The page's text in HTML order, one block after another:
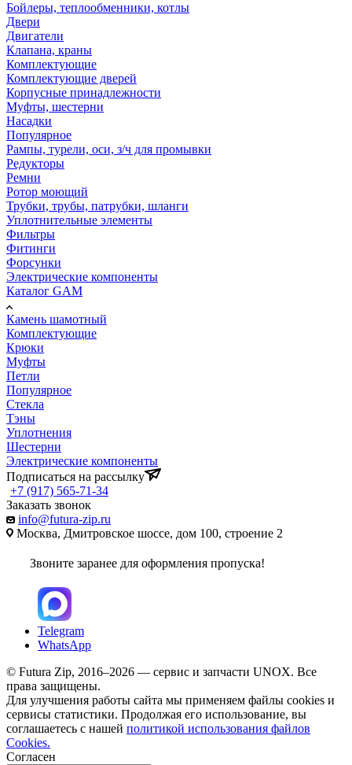
Бойлеры, теплообменники, котлы
Двери
Двигатели
Клапана, краны
Комплектующие
Комплектующие дверей
Корпусные принадлежности
Муфты, шестерни
Насадки
Популярное
Рампы, турели, оси, з/ч для промывки
Редукторы
Ремни
Ротор моющий
Трубки, трубы, патрубки, шланги
Уплотнительные элементы
Фильтры
Фитинги
Форсунки
Электрические компоненты
Каталог GAM
Камень шамотный
Комплектующие
Крюки
Муфты
Петли
Популярное
Стекла
Тэны
Уплотнения
Шестерни
Электрические компоненты
Подписаться на рассылку
+7 (917) 565-71-34
Заказать звонок
info@futura-zip.ru
Москва, Дмитровское шоссе, дом 100, строение 2
Звоните заранее для оформления пропуска!
Telegram
WhatsApp
© Futura Zip, 2016–2026 — сервис и запчасти UNOX. Все
права защищены.
Для улучшения работы сайта мы применяем файлы cookies и
сервисы статистики. Продолжая его использование, вы
соглашаетесь с нашей политикой использования файлов
Cookies.
Согласен